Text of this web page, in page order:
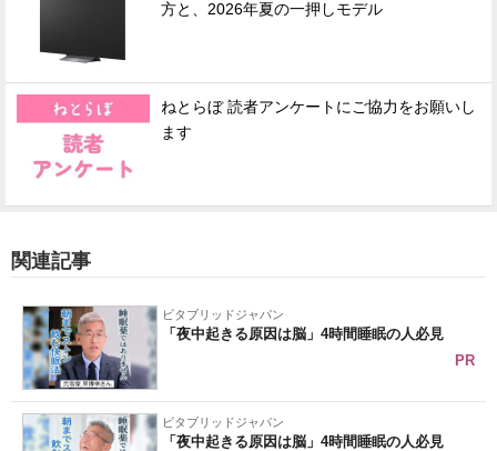
方と、2026年夏の一押しモデル
ねとらぼ 読者アンケートにご協力をお願いし
ます
関連記事
ビタブリッドジャパン
「夜中起きる原因は脳」4時間睡眠の人必見
PR
ビタブリッドジャパン
「夜中起きる原因は脳」4時間睡眠の人必見